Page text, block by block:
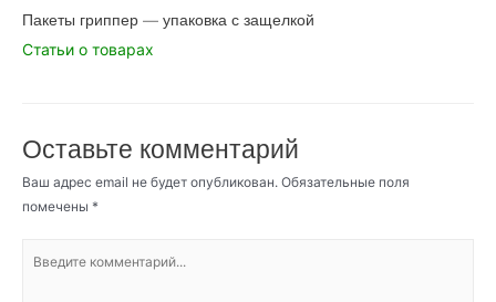
Пакеты гриппер — упаковка с защелкой
Статьи о товарах
Оставьте комментарий
Ваш адрес email не будет опубликован. Обязательные поля
помечены *
комментарий...